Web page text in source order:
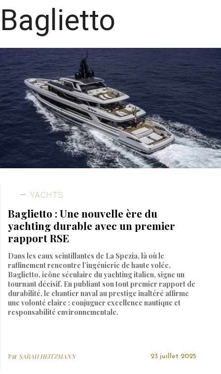
Baglietto
YACHTS
Baglietto : Une nouvelle ère du
yachting durable avec un premier
rapport RSE
Dans les eaux scintillantes de La Spezia, là où le
raffinement rencontre l’ingénierie de haute volée,
Baglietto, icône séculaire du yachting italien, signe un
tournant décisif. En publiant son tout premier rapport de
durabilité, le chantier naval au prestige inaltéré affirme
une volonté claire : conjuguer excellence nautique et
responsabilité environnementale.
Par SARAH HEITZMANN 23 juillet 2025